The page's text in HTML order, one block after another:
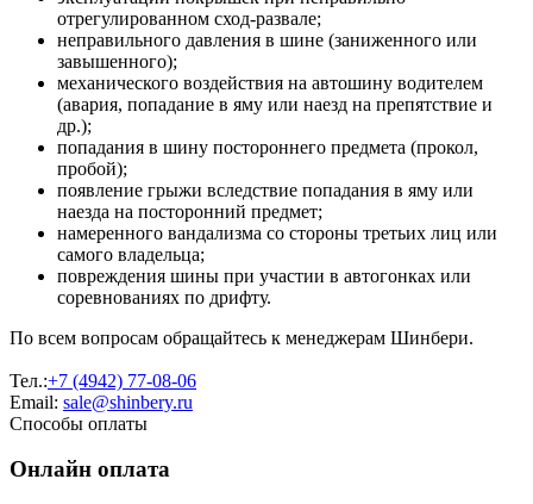
отрегулированном сход-развале;
неправильного давления в шине (заниженного или
завышенного);
механического воздействия на автошину водителем
(авария, попадание в яму или наезд на препятствие и
др.);
попадания в шину постороннего предмета (прокол,
пробой);
появление грыжи вследствие попадания в яму или
наезда на посторонний предмет;
намеренного вандализма со стороны третьих лиц или
самого владельца;
повреждения шины при участии в автогонках или
соревнованиях по дрифту.
По всем вопросам обращайтесь к менеджерам Шинбери.
Тел.:+7 (4942) 77-08-06
Email: sale@shinbery.ru
Способы оплаты
Онлайн оплата